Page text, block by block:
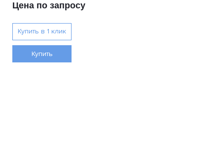
Цена по запросу
Купить